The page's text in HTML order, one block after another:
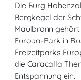
Die Burg
Bergkegel der
Maulbronn gehört
Europa-Park in
Freizeitparks
die Caracalla
Entspannung ein.